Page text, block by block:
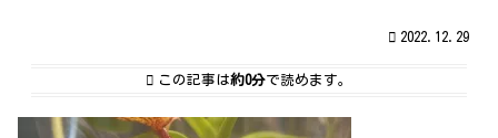
2022.12.29
この記事は約0分で読めます。